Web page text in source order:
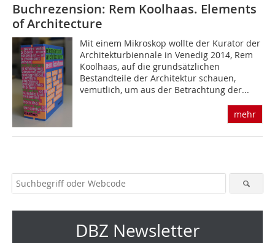
Buchrezension: Rem Koolhaas. Elements
of Architecture
Mit einem Mikroskop wollte der Kurator der
Architekturbiennale in Venedig 2014, Rem
Koolhaas, auf die grundsätzlichen
Bestandteile der Architektur schauen,
vemutlich, um aus der Betrachtung der...
mehr
DBZ Newsletter